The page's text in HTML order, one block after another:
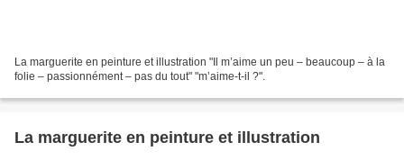
La marguerite en peinture et illustration "Il m’aime un peu – beaucoup – à la
folie – passionnément – pas du tout" "m’aime-t-il ?".
La marguerite en peinture et illustration